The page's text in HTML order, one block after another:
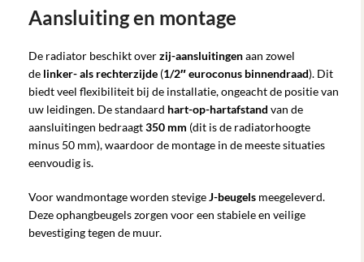
Aansluiting en montage
De radiator beschikt overzij-aansluitingenaan zowel
de linker- als rechterzijde (1/2″ euroconus binnendraad). Dit
biedt veel flexibiliteit bij de installatie, ongeacht de positie van
uw leidingen. De standaard hart-op-hartafstand van de
aansluitingen bedraagt350 mm (dit is de radiatorhoogte
minus 50 mm), waardoor de montage in de meeste situaties
eenvoudig is.
Voor wandmontage worden stevigeJ-beugels meegeleverd.
Deze ophangbeugels zorgen voor een stabiele en veilige
bevestiging tegen de muur.